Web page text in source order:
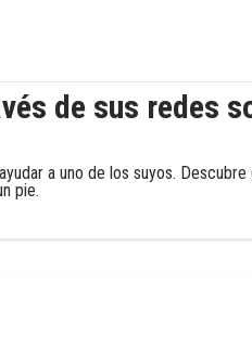
de sus redes
a uno de los suyos.
pie.